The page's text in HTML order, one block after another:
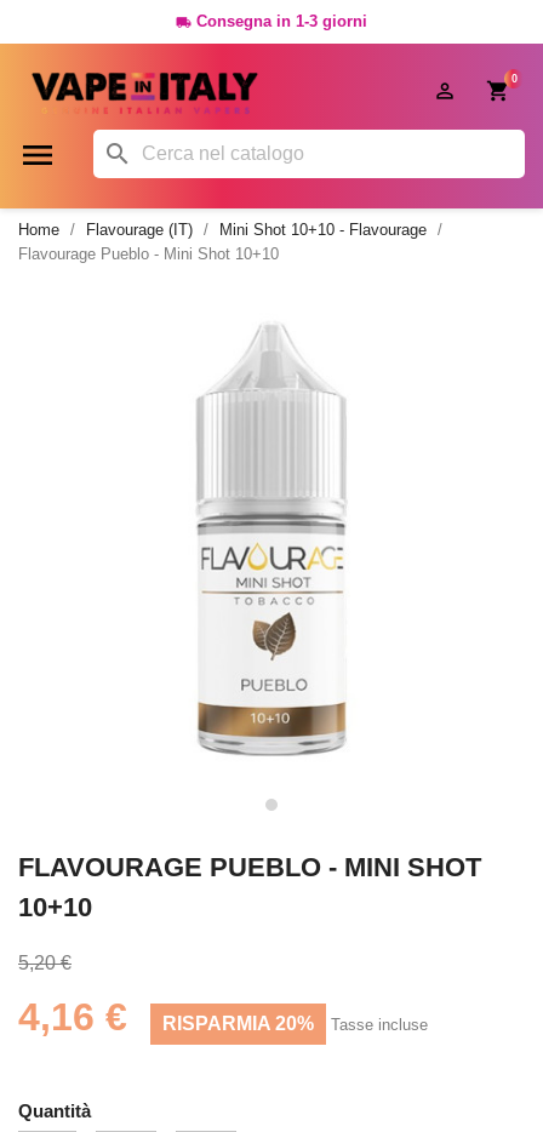
 Consegna in 1-3 giorni
0

 
Home Flavourage (IT)
Mini Shot 10+10 - Flavourage
Flavourage Pueblo - Mini Shot 10+10
FLAVOURAGE PUEBLO - MINI SHOT
10+10
5,20 €
4,16 € RISPARMIA 20% Tasse incluse
Quantità